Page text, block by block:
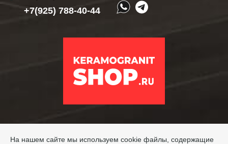
+7(925) 788-40-44
На нашем сайте мы используем cookie файлы, содержащие